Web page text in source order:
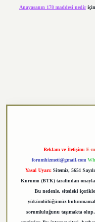
Anayasanın 178 maddesi nediriçin
Reklam ve İletişim: E-
forumhizmeti@gmail.com
Yasal Uyarı: Sitemiz, 5651
Kurumu (BTK) tarafından
Bu nedenle, sitedeki
yükümlülüğümüz
sorumluluğunu taşımakta